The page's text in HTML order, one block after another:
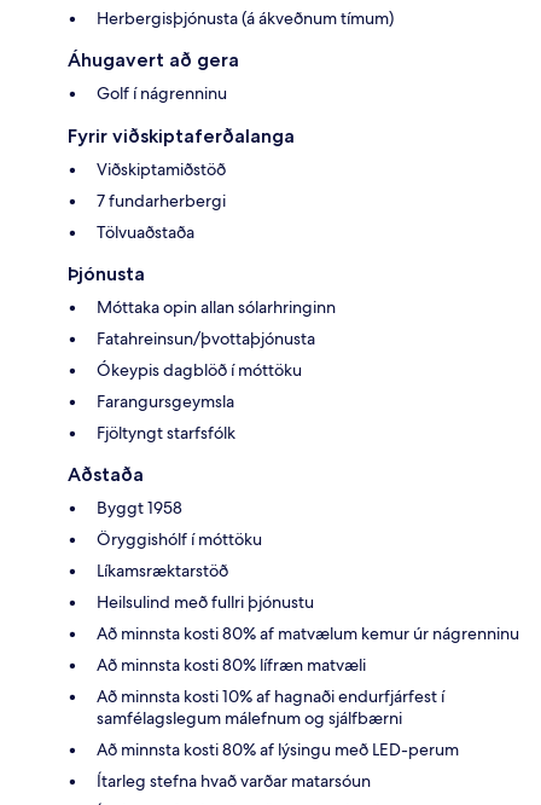
Herbergisþjónusta (á ákveðnum tímum)
Áhugavert að gera
Golf í nágrenninu
Fyrir viðskiptaferðalanga
Viðskiptamiðstöð
7 fundarherbergi
Tölvuaðstaða
Þjónusta
Móttaka opin allan sólarhringinn
Fatahreinsun/þvottaþjónusta
Ókeypis dagblöð í móttöku
Farangursgeymsla
Fjöltyngt starfsfólk
Aðstaða
Byggt 1958
Öryggishólf í móttöku
Líkamsræktarstöð
Heilsulind með fullri þjónustu
Að minnsta kosti 80% af matvælum kemur úr nágrenninu
Að minnsta kosti 80% lífræn matvæli
Að minnsta kosti 10% af hagnaði endurfjárfest í
samfélagslegum málefnum og sjálfbærni
Að minnsta kosti 80% af lýsingu með LED-perum
Ítarleg stefna hvað varðar matarsóun